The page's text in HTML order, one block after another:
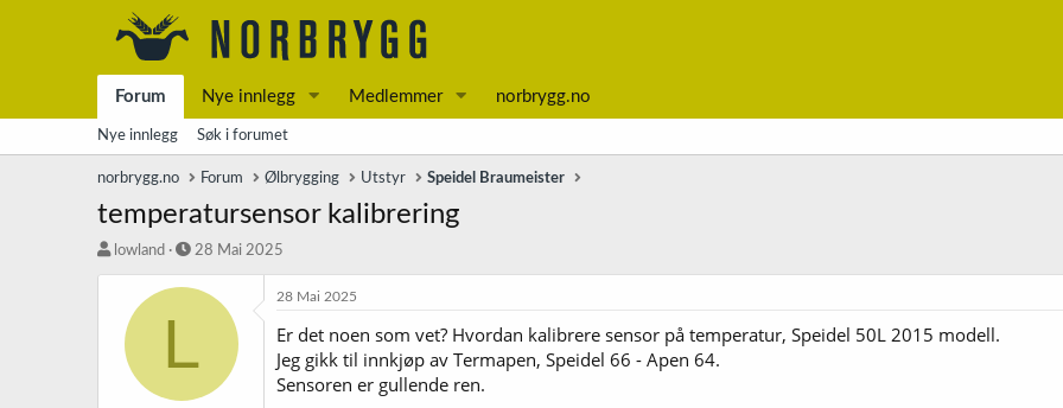
Forum Nye innlegg Medlemmer norbrygg.no
Nye innlegg Søk i forumet
norbrygg.no Forum Ølbrygging Utstyr Speidel Braumeister
temperatursensor kalibrering
Tlowland
S
a
t
28 Mai 2025
L
28 Mai 2025
Er det noen som vet? Hvordan kalibrere sensor på temperatur, Speidel 50L 2015 modell.
Jeg gikk til innkjøp av Termapen, Speidel 66 - Apen 64.
Sensoren er gullende ren.